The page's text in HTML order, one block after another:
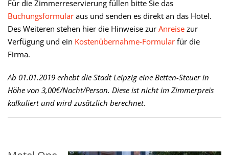
Für die Zimmerreservierung füllen bitte Sie das
Buchungsformular aus und senden es direkt an das Hotel.
Des Weiteren stehen hier die Hinweise zur Anreise zur
Verfügung und ein Kostenübernahme-Formular für die
Firma.
Ab 01.01.2019 erhebt die Stadt Leipzig eine Betten-Steuer in
Höhe von 3,00€/Nacht/Person. Diese ist nicht im Zimmerpreis
kalkuliert und wird zusätzlich berechnet.